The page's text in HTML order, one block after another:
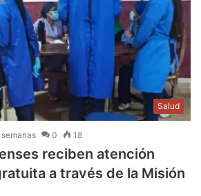
Salud
0 18
reciben atención
a través de la Misión